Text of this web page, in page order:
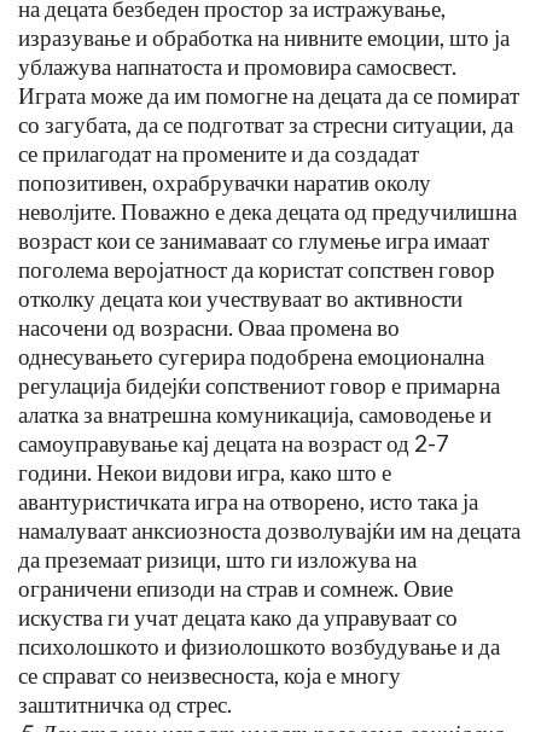
на децата безбеден простор за истражување,
изразување и обработка на нивните емоции, што ја
ублажува напнатоста и промовира самосвест.
Играта може да им помогне на децата да се помират
со загубата, да се подготват за стресни ситуации, да
се прилагодат на промените и да создадат
попозитивен, охрабрувачки наратив околу
неволјите. Поважно е дека децата од предучилишна
возраст кои се занимаваат со глумење игра имаат
поголема веројатност да користат сопствен говор
отколку децата кои учествуваат во активности
насочени од возрасни. Оваа промена во
однесувањето сугерира подобрена емоционална
регулација бидејќи сопствениот говор е примарна
алатка за внатрешна комуникација, самоводење и
самоуправување кај децата на возраст од 2-7
години. Некои видови игра, како што е
авантуристичката игра на отворено, исто така ја
намалуваат анксиозноста дозволувајќи им на децата
да преземаат ризици, што ги изложува на
ограничени епизоди на страв и сомнеж. Овие
искуства ги учат децата како да управуваат со
психолошкото и физиолошкото возбудување и да
се справат со неизвесноста, која е многу
заштитничка од стрес.